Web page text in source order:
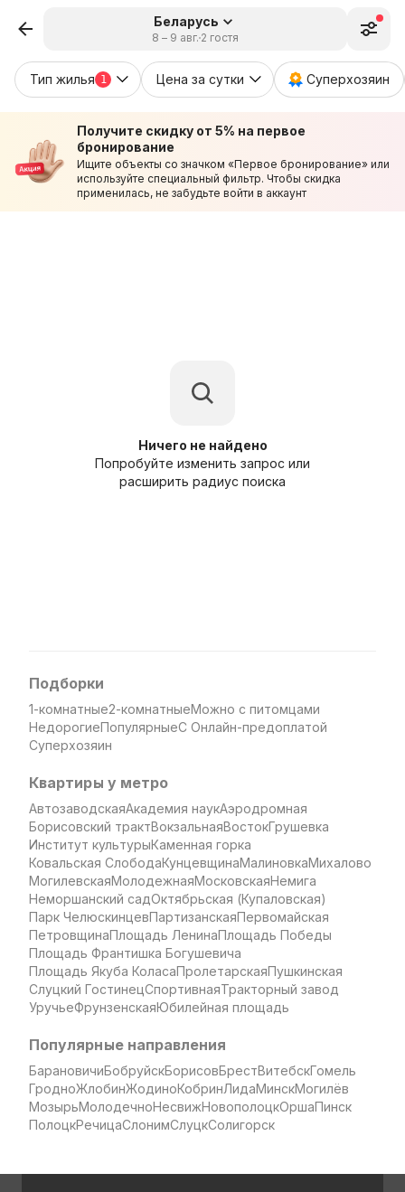
Беларусь
8 – 9 авг. 2 гостя
Тип жилья 1 Цена за сутки Суперхозяин
Получите скидку от 5% на первое
бронирование
Ищите объекты со значком «Первое бронирование» или
используйте специальный фильтр. Чтобы скидка
применилась, не забудьте войти в аккаунт
Ничего не найдено
Попробуйте изменить запрос или
расширить радиус поиска
Подборки
1-комнатные2-комнатныеМожно с питомцами
НедорогиеПопулярныеС Онлайн-предоплатой
Суперхозяин
Квартиры у метро
АвтозаводскаяАкадемия наукАэродромная
Борисовский трактВокзальнаяВостокГрушевка
Институт культурыКаменная горка
Ковальская СлободаКунцевщинаМалиновкаМихалово
МогилевскаяМолодежнаяМосковскаяНемига
Неморшанский садОктябрьская (Купаловская)
Парк ЧелюскинцевПартизанскаяПервомайская
ПетровщинаПлощадь ЛенинаПлощадь Победы
Площадь Франтишка Богушевича
Площадь Якуба КоласаПролетарскаяПушкинская
Слуцкий ГостинецСпортивнаяТракторный завод
УручьеФрунзенскаяЮбилейная площадь
Популярные направления
БарановичиБобруйскБорисовБрестВитебскГомель
ГродноЖлобинЖодиноКобринЛидаМинскМогилёв
МозырьМолодечноНесвижНовополоцкОршаПинск
ПолоцкРечицаСлонимСлуцкСолигорск